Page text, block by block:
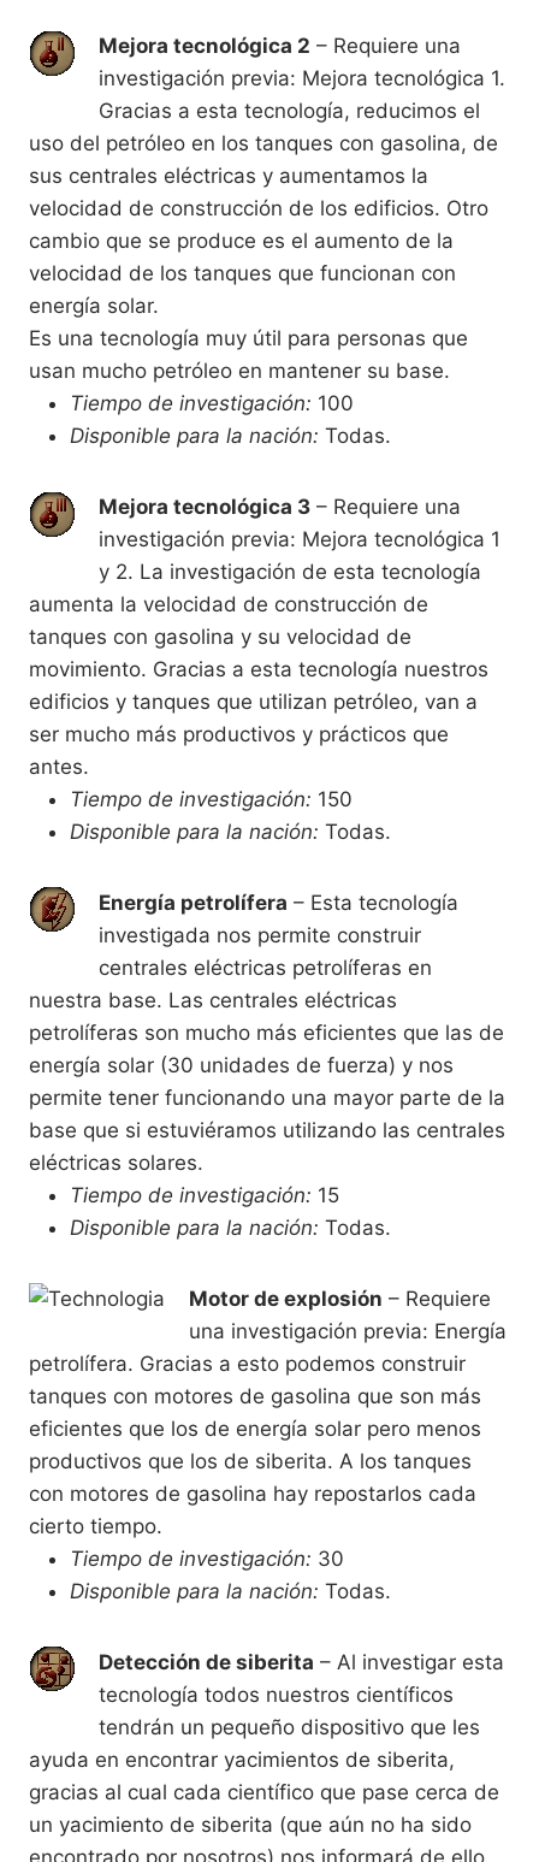
Mejora tecnológica 2 – Requiere una
investigación previa: Mejora tecnológica 1.
Gracias a esta tecnología, reducimos el
uso del petróleo en los tanques con gasolina, de
sus centrales eléctricas y aumentamos la
velocidad de construcción de los edificios. Otro
cambio que se produce es el aumento de la
velocidad de los tanques que funcionan con
energía solar.
Es una tecnología muy útil para personas que
usan mucho petróleo en mantener su base.
Tiempo de investigación: 100
Disponible para la nación: Todas.
Mejora tecnológica 3 – Requiere una
investigación previa: Mejora tecnológica 1
y 2. La investigación de esta tecnología
aumenta la velocidad de construcción de
tanques con gasolina y su velocidad de
movimiento. Gracias a esta tecnología nuestros
edificios y tanques que utilizan petróleo, van a
ser mucho más productivos y prácticos que
antes.
Tiempo de investigación: 150
Disponible para la nación: Todas.
Energía petrolífera – Esta tecnología
investigada nos permite construir
centrales eléctricas petrolíferas en
nuestra base. Las centrales eléctricas
petrolíferas son mucho más eficientes que las de
energía solar (30 unidades de fuerza) y nos
permite tener funcionando una mayor parte de la
base que si estuviéramos utilizando las centrales
eléctricas solares.
Tiempo de investigación: 15
Disponible para la nación: Todas.
Motor de explosión – Requiere
una investigación previa: Energía
petrolífera. Gracias a esto podemos construir
tanques con motores de gasolina que son más
eficientes que los de energía solar pero menos
productivos que los de siberita. A los tanques
con motores de gasolina hay repostarlos cada
cierto tiempo.
Tiempo de investigación: 30
Disponible para la nación: Todas.
Detección de siberita – Al investigar esta
tecnología todos nuestros científicos
tendrán un pequeño dispositivo que les
ayuda en encontrar yacimientos de siberita,
gracias al cual cada científico que pase cerca de
un yacimiento de siberita (que aún no ha sido
encontrado por nosotros) nos informará de ello.